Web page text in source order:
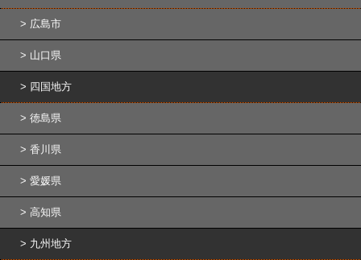
広島市
山口県
四国地方
徳島県
香川県
愛媛県
高知県
九州地方